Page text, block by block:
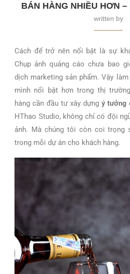
BÁN HÀNG NHIỀU HƠN –
written by
Cách để trở nên nổi bật là sự
Chụp ảnh quảng cáo chưa bao
dịch marketing sản phẩm. Vậy
mình nổi bật hơn trong thị
hàng cần đầu tư xây dựng ý tưởng
HThao Studio, không chỉ có đội
ảnh. Mà chúng tôi còn coi trọng
trong mỗi dự án cho khách hàng.